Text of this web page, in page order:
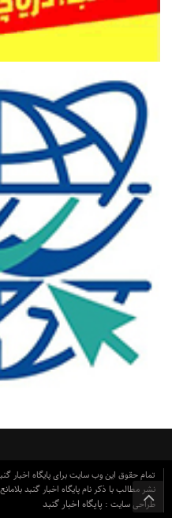
تمام حقوق این وب سایت برای پایگاه اخبار
نشر مطالب با ذکر نام پایگاه اخبار گنبد
طراحی سایت : پایگاه اخبار گنبد